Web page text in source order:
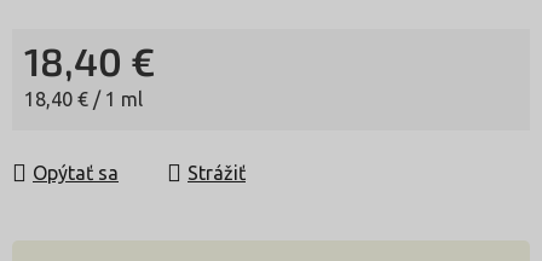
18,40 €
Jednotková cena:
18,40 € / 1 ml
Opýtať sa Strážiť